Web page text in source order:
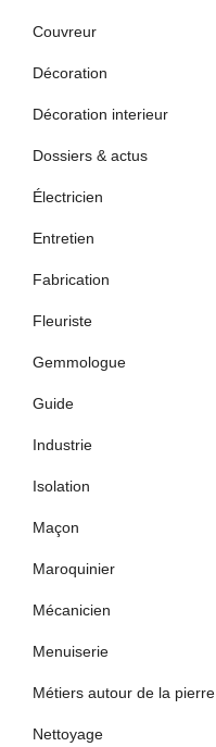
Couvreur
Décoration
Décoration interieur
Dossiers & actus
Électricien
Entretien
Fabrication
Fleuriste
Gemmologue
Guide
Industrie
Isolation
Maçon
Maroquinier
Mécanicien
Menuiserie
Métiers autour de la pierre
Nettoyage